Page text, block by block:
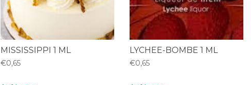
MISSISSIPPI 1 ML
€0,65
LYCHEE-BOMBE 1 ML
€0,65